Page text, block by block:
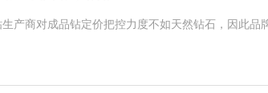
产商对成品钻定价把控力度不如天然钻石，因此